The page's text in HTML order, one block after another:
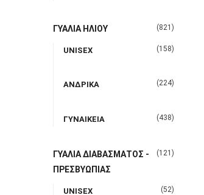
ΓΥΑΛΙΑ ΗΛΙΟΥ (821)
UNISEX (158)
ΑΝΔΡΙΚΑ (224)
ΓΥΝΑΙΚΕΙΑ (438)
ΓΥΑΛΙΑ ΔΙΑΒΑΣΜΑΤΟΣ -
ΠΡΕΣΒΥΩΠΙΑΣ
(121)
UNISEX (52)